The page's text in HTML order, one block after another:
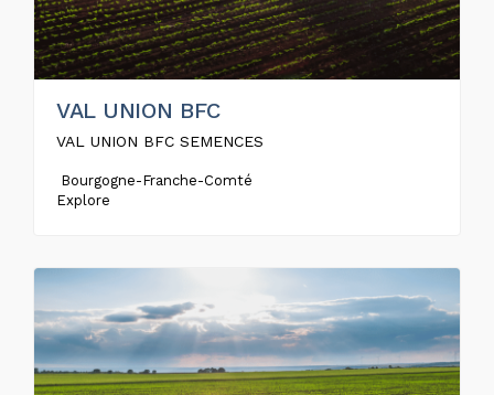
VAL UNION BFC
VAL UNION BFC SEMENCES
Bourgogne-Franche-Comté
Explore